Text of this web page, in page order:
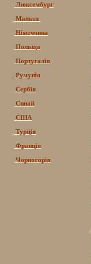
Люксембург
Мальта
Німеччина
Польща
Португалія
Румунія
Сербія
Синай
США
Турція
Франція
Чорногорія